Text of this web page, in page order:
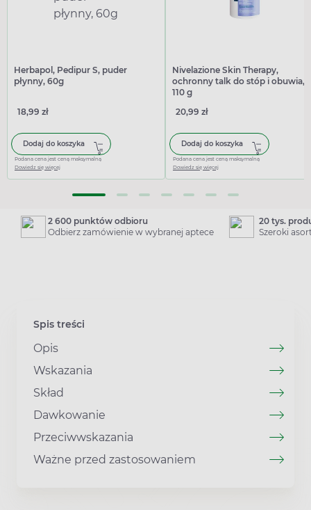
Herbapol, Pedipur S, puder
płynny, 60g
18,99 zł
Dodaj do koszyka
Podana cena jest ceną maksymalną
Dowiedz się więcej
Nivelazione Skin Therapy,
ochronny talk do stóp i obuwia,
110 g
20,99 zł
Dodaj do koszyka
Podana cena jest ceną maksymalną
Dowiedz się więcej
2 600 punktów odbioru
Odbierz zamówienie w wybranej aptece
20 tys.
Szeroki
Spis treści
Opis
Wskazania
Skład
Dawkowanie
Przeciwwskazania
Ważne przed zastosowaniem